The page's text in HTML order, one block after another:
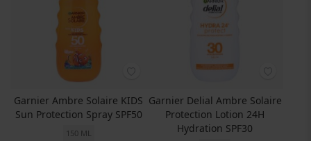
Garnier Ambre Solaire KIDS
Sun Protection Spray SPF50
150 ML
Garnier Delial Ambre Solaire
Protection Lotion 24H
Hydration SPF30